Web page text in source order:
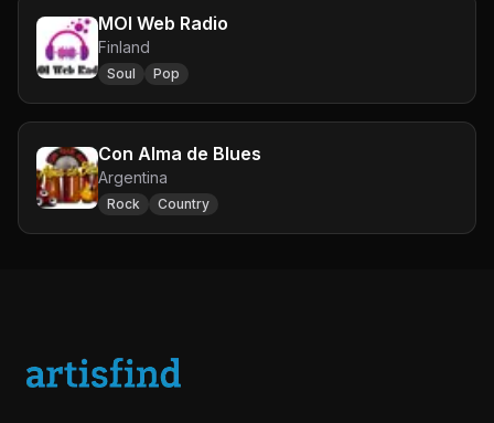
MOI Web Radio
Finland
Soul Pop
Con Alma de Blues
Argentina
Rock Country